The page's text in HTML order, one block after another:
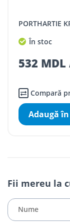
PORTHARTIE
În stoc
532
Compară
Adaugă
Fii mereu la